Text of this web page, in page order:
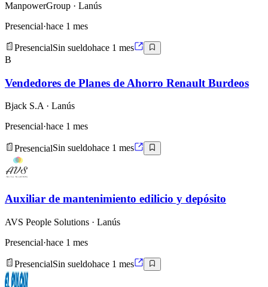
ManpowerGroup · Lanús
Presencial·hace 1 mes
PresencialSin sueldohace 1 mes
B
Vendedores de Planes de Ahorro Renault Burdeos
Bjack S.A · Lanús
Presencial·hace 1 mes
PresencialSin sueldohace 1 mes
Auxiliar de mantenimiento edilicio y depósito
AVS People Solutions · Lanús
Presencial·hace 1 mes
PresencialSin sueldohace 1 mes